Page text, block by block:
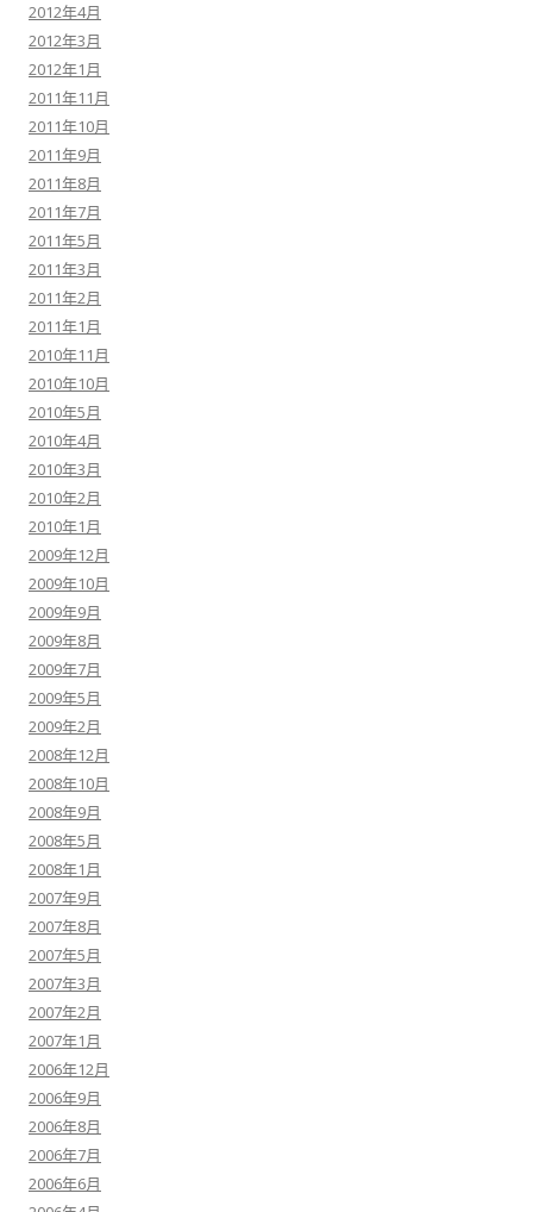
2012年4月
2012年3月
2012年1月
2011年11月
2011年10月
2011年9月
2011年8月
2011年7月
2011年5月
2011年3月
2011年2月
2011年1月
2010年11月
2010年10月
2010年5月
2010年4月
2010年3月
2010年2月
2010年1月
2009年12月
2009年10月
2009年9月
2009年8月
2009年7月
2009年5月
2009年2月
2008年12月
2008年10月
2008年9月
2008年5月
2008年1月
2007年9月
2007年8月
2007年5月
2007年3月
2007年2月
2007年1月
2006年12月
2006年9月
2006年8月
2006年7月
2006年6月